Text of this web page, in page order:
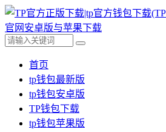
首页
tp钱包最新版
tp钱包安卓版
TP钱包下载
tp钱包苹果版